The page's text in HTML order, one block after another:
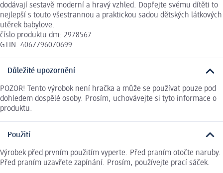
dodávají sestavě moderní a hravý vzhled. Dopřejte svému dítěti to
nejlepší s touto všestrannou a praktickou sadou dětských látkových
utěrek babylove.
číslo produktu dm: 2978567
GTIN: 4067796070699
Důležité upozornění
POZOR! Tento výrobok není hračka a může se používat pouze pod
dohledem dospělé osoby. Prosím, uchovávejte si tyto informace o
produktu.
Použití
Výrobek před prvním použitím vyperte. Před praním otočte naruby.
Před praním uzavřete zapínání. Prosím, používejte prací sáček.